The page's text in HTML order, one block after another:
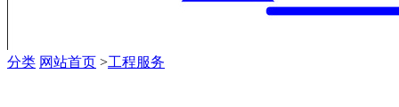
分类 网站首页 >工程服务